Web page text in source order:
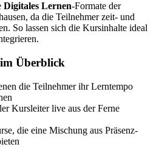
Digitales Lernen-Formate der
da die Teilnehmer zeit- und
So lassen sich die Kursinhalte ideal
Überblick
die Teilnehmer ihr Lerntempo
Kursleiter live aus der Ferne
die eine Mischung aus Präsenz-